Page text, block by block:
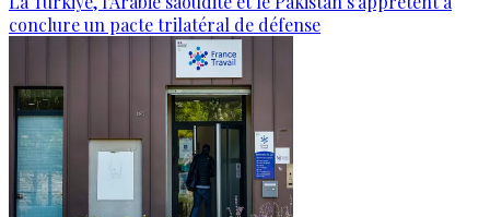
conclure un pacte trilatéral de défense